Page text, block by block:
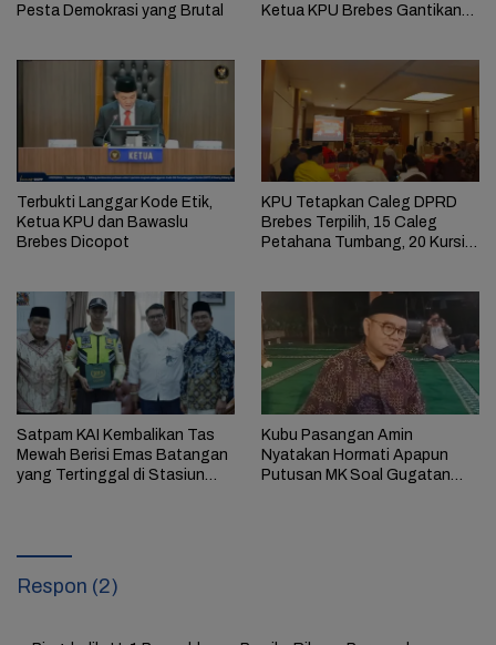
Pesta Demokrasi yang Brutal
Ketua KPU Brebes Gantikan
Terbukti Langgar Kode Etik,
Ketua KPU dan Bawaslu
Brebes Dicopot
KPU Tetapkan Caleg DPRD
Brebes Terpilih, 15 Caleg
Petahana Tumbang, 20 Kursi
Satpam KAI Kembalikan Tas
Mewah Berisi Emas Batangan
yang Tertinggal di Stasiun
Kubu Pasangan Amin
Nyatakan Hormati Apapun
Putusan MK Soal Gugatan
Respon (2)